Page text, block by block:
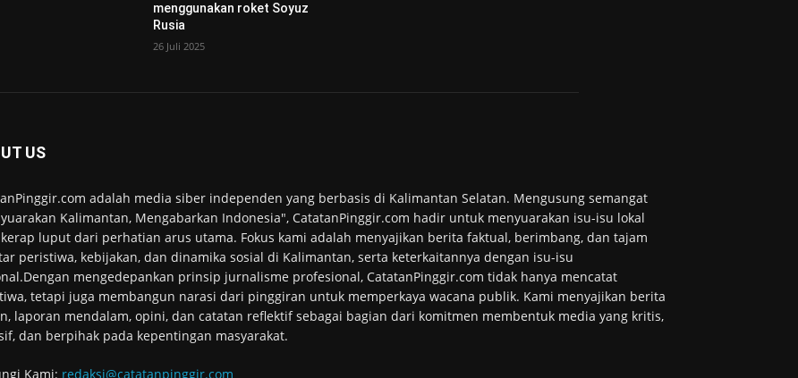
menggunakan roket Soyuz
Rusia
26 Juli 2025
US
adalah media siber independen yang berbasis di Kalimantan Selatan. Mengusung semangat
Kalimantan, Mengabarkan Indonesia", CatatanPinggir.com hadir untuk menyuarakan isu-isu lokal
luput dari perhatian arus utama. Fokus kami adalah menyajikan berita faktual, berimbang, dan tajam
peristiwa, kebijakan, dan dinamika sosial di Kalimantan, serta keterkaitannya dengan isu-isu
mengedepankan prinsip jurnalisme profesional, CatatanPinggir.com tidak hanya mencatat
tetapi juga membangun narasi dari pinggiran untuk memperkaya wacana publik. Kami menyajikan berita
laporan mendalam, opini, dan catatan reflektif sebagai bagian dari komitmen membentuk media yang kritis,
dan berpihak pada kepentingan masyarakat.
Kami: redaksi@catatanpinggir.com